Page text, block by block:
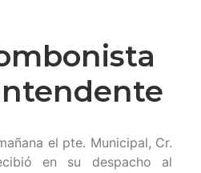
el pte. Municipal, Cr.
en su despacho al